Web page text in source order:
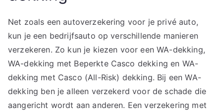
Net zoals een autoverzekering voor je privé auto,
kun je een bedrijfsauto op verschillende manieren
verzekeren. Zo kun je kiezen voor een WA-dekking,
WA-dekking met Beperkte Casco dekking en WA-
dekking met Casco (All-Risk) dekking. Bij een WA-
dekking ben je alleen verzekerd voor de schade die
aangericht wordt aan anderen. Een verzekering met